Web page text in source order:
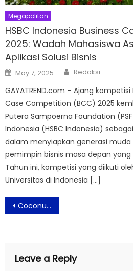
Megapolitan
HSBC Indonesia Business
2025: Wadah Mahasiswa
Aplikasi Solusi Bisnis
Posted
on
May 7, 2025 Author
Redaksi
GAYATREND.com – Ajang kompetisi
Case Competition (BCC) 2025
Putera Sampoerna Foundation
Indonesia (HSBC Indonesia)
dalam menyiapkan generasi muda
pemimpin bisnis masa depan yang
Tahun ini, kompetisi yang diikuti
Universitas di Indonesia […]
Post
navigation
Coconut Treez Rilis Langsamkan di 100 Hari Meninggalnya Steven
Leave a Reply